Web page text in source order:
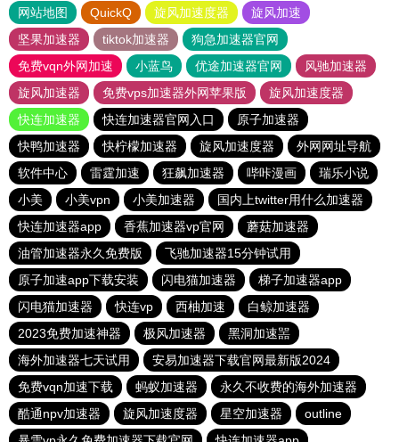
网站地图 QuickQ 旋风加速度器
旋风加速
坚果加速器
tiktok加速器
狗急加速器官网
免费vqn外网加速
小蓝鸟 优途加速器官网
风驰加速器
旋风加速器
免费vps加速器外网苹果版
旋风加速度器
快连加速器
快连加速器官网入口
原子加速器
快鸭加速器
快柠檬加速器 旋风加速度器
外网网址导航
软件中心
雷霆加速 狂飙加速器 哔咔漫画
瑞乐小说
小美
小美vpn 小美加速器
国内上twitter用什么加速器
快连加速器app
香蕉加速器vp官网
蘑菇加速器
油管加速器永久免费版
飞驰加速器15分钟试用
原子加速app下载安装
闪电猫加速器
梯子加速器app
闪电猫加速器
快连vp 西柚加速
白鲸加速器
2023免费加速神器
极风加速器
黑洞加速噐
海外加速器七天试用
安易加速器下载官网最新版2024
免费vqn加速下载
蚂蚁加速器
永久不收费的海外加速器
酷通npv加速器
旋风加速度器 星空加速器
outline